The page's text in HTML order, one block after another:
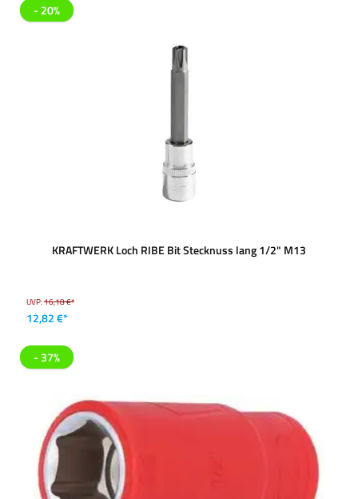
- 20%
KRAFTWERK Loch RIBE Bit Stecknuss lang 1/2" M13
UVP:16,18 €*
12,82 €*
- 37%